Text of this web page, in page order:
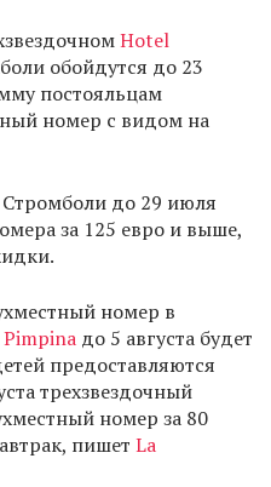
Hotel
обойдутся до 23
постояльцам
номер с видом на
Стромболи до 29 июля
за 125 евро и выше,
номер в
до 5 августа будет
предоставляются
трехзвездочный
номер за 80
пишет La